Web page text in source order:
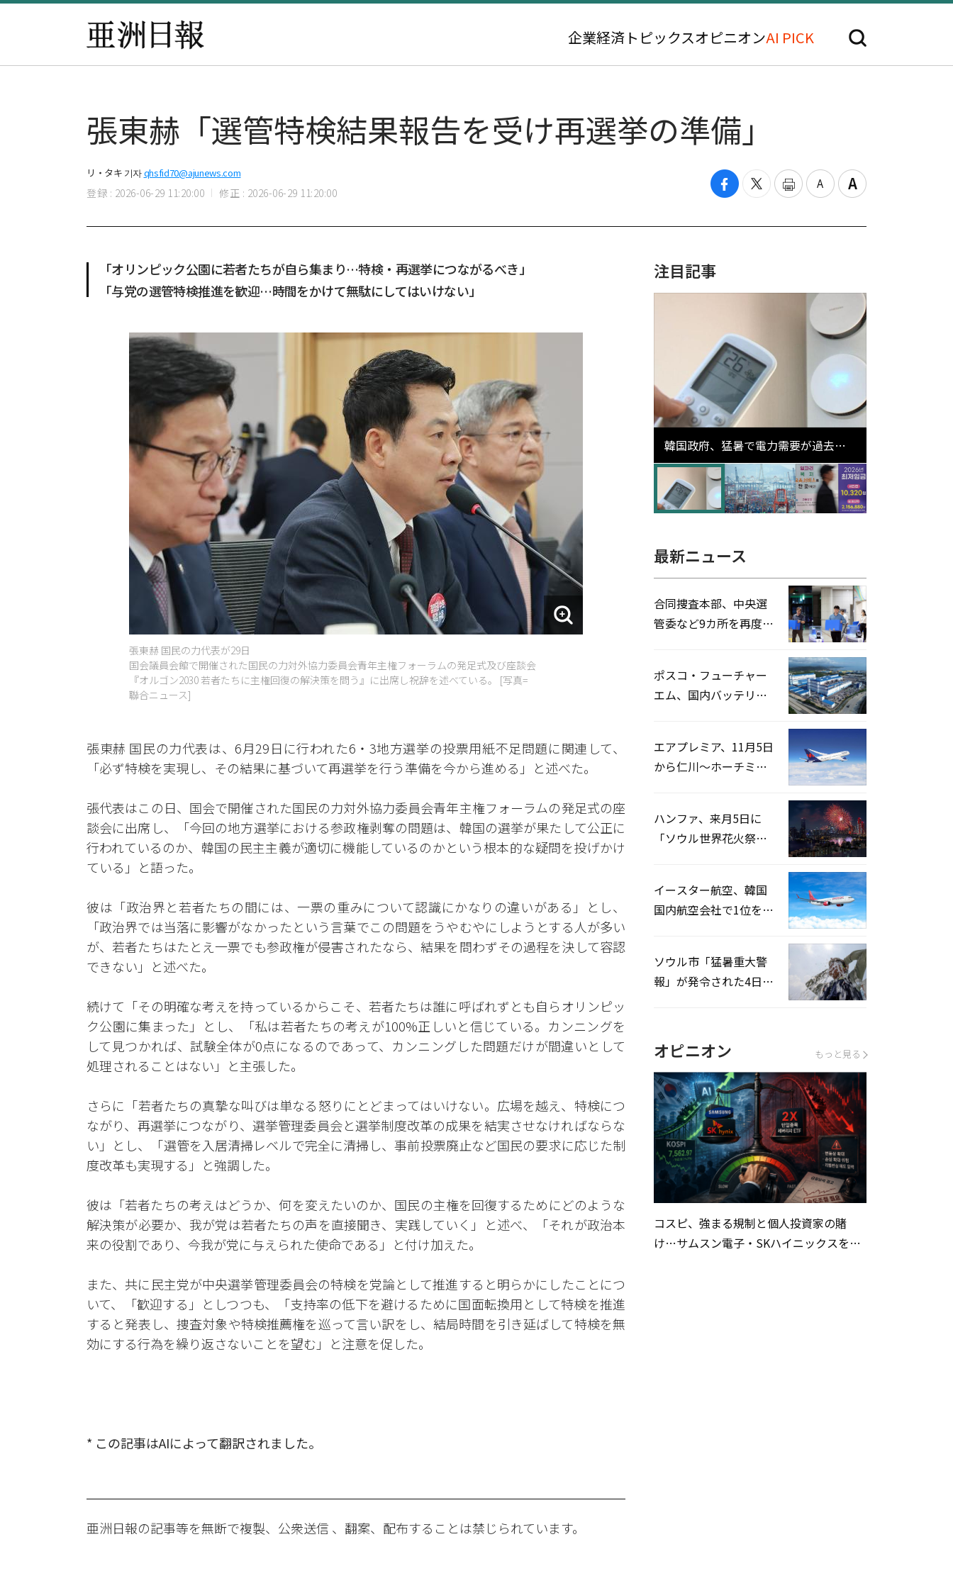
企業経済 トピックスオピニオンAI PICK
張東赫「選管特検結果報告を受け再選挙の準備」
リ・タキ 기자qhsfid70@ajunews.com
登録 : 2026-06-29 11:20:00 修正 : 2026-06-29 11:20:00
「オリンピック公園に若者たちが自ら集まり…特検・再選挙につながるべき」
「与党の選管特検推進を歓迎…時間をかけて無駄にしてはいけない」
張東赫 国民の力代表が29日
国会議員会館で開催された国民の力対外協力委員会青年主権フォーラムの発足式及び座談会
『オルゴン2030 若者たちに主権回復の解決策を問う』に出席し祝辞を述べている。 [写真=
聯合ニュース]
張東赫 国民の力代表は、6月29日に行われた6・3地方選挙の投票用紙不足問題に関連して、
「必ず特検を実現し、その結果に基づいて再選挙を行う準備を今から進める」と述べた。
張代表はこの日、国会で開催された国民の力対外協力委員会青年主権フォーラムの発足式の座
談会に出席し、「今回の地方選挙における参政権剥奪の問題は、韓国の選挙が果たして公正に
行われているのか、韓国の民主主義が適切に機能しているのかという根本的な疑問を投げかけ
ている」と語った。
彼は「政治界と若者たちの間には、一票の重みについて認識にかなりの違いがある」とし、
「政治界では当落に影響がなかったという言葉でこの問題をうやむやにしようとする人が多い
が、若者たちはたとえ一票でも参政権が侵害されたなら、結果を問わずその過程を決して容認
できない」と述べた。
続けて「その明確な考えを持っているからこそ、若者たちは誰に呼ばれずとも自らオリンピッ
ク公園に集まった」とし、「私は若者たちの考えが100%正しいと信じている。カンニングを
して見つかれば、試験全体が0点になるのであって、カンニングした問題だけが間違いとして
処理されることはない」と主張した。
さらに「若者たちの真摯な叫びは単なる怒りにとどまってはいけない。広場を越え、特検につ
ながり、再選挙につながり、選挙管理委員会と選挙制度改革の成果を結実させなければならな
い」とし、「選管を入居清掃レベルで完全に清掃し、事前投票廃止など国民の要求に応じた制
度改革も実現する」と強調した。
彼は「若者たちの考えはどうか、何を変えたいのか、国民の主権を回復するためにどのような
解決策が必要か、我が党は若者たちの声を直接聞き、実践していく」と述べ、「それが政治本
来の役割であり、今我が党に与えられた使命である」と付け加えた。
また、共に民主党が中央選挙管理委員会の特検を党論として推進すると明らかにしたことにつ
いて、「歓迎する」としつつも、「支持率の低下を避けるために国面転換用として特検を推進
すると発表し、捜査対象や特検推薦権を巡って言い訳をし、結局時間を引き延ばして特検を無
効にする行為を繰り返さないことを望む」と注意を促した。
* この記事はAIによって翻訳されました。
亜洲日報の記事等を無断で複製、公衆送信 、翻案、配布することは禁じられています。
注目記事
韓国政府、猛暑で電力需要が過去最
高更新の可能性に需給対応体制を点
検
最新ニュース
合同捜査本部、中央選
管委など9カ所を再度家
ポスコ・フューチャー
エム、国内バッテリー
エアプレミア、11月5日
から仁川〜ホーチミン
ハンファ、来月5日に
「ソウル世界花火祭り
イースター航空、韓国
国内航空会社で1位を記
ソウル市「猛暑重大警
報」が発令された4日、
オピニオン もっと見る
コスピ、強まる規制と個人投資家の賭
け…サムスン電子・SKハイニックスを巡